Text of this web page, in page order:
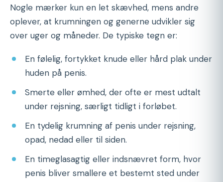
Nogle mærker kun en let skævhed, mens andre
oplever, at krumningen og generne udvikler sig
over uger og måneder. De typiske tegn er:
En følelig, fortykket knude eller hård plak under
huden på penis.
Smerte eller ømhed, der ofte er mest udtalt
under rejsning, særligt tidligt i forløbet.
En tydelig krumning af penis under rejsning,
opad, nedad eller til siden.
En timeglasagtig eller indsnævret form, hvor
penis bliver smallere et bestemt sted under